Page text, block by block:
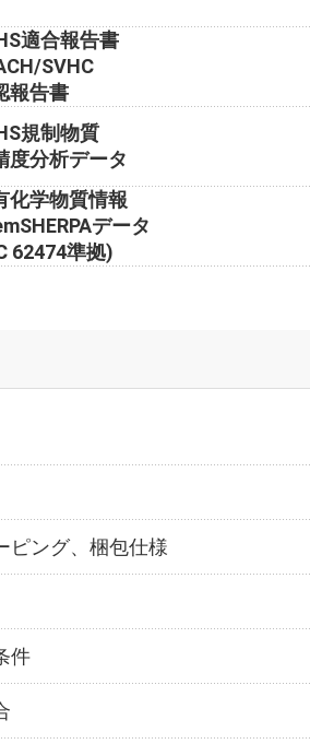
適合報告書
SVHC
報告書
規制物質
度分析データ
化学物質情報
データ
62474準拠)
ピング、梱包仕様
件